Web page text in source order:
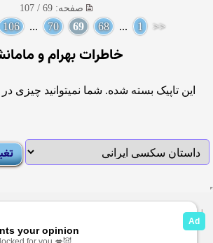
صفحه: 69 / 107
<<
1
...
68
69
70
...
106
خاطرات بهرام و
این تاپیک بسته شده. شما نمیتوانید چیزی در
Moderator List |
Adult Forums